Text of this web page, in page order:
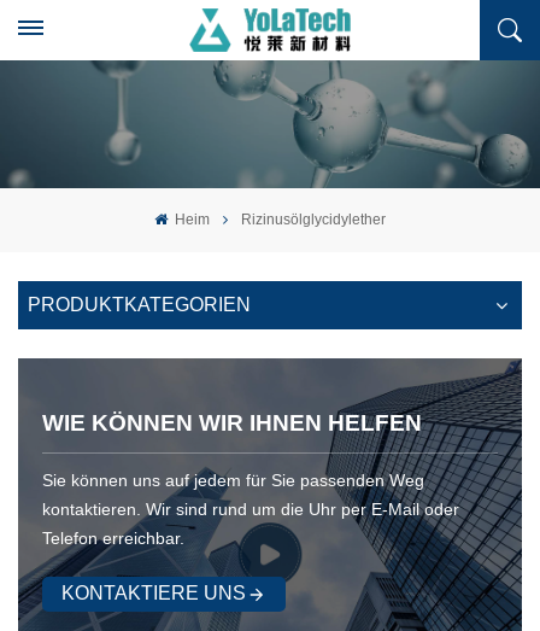
Heim Rizinusölglycidylether
PRODUKTKATEGORIEN
WIE KÖNNEN WIR IHNEN HELFEN
Sie können uns auf jedem für Sie passenden Weg
kontaktieren. Wir sind rund um die Uhr per E-Mail oder
Telefon erreichbar.
KONTAKTIERE UNS